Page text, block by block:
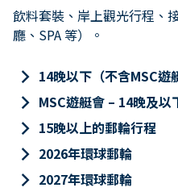
飲料套裝、岸上觀光行程、
廳、SPA 等）。
keyboard_arrow_right 14晚以下（不含MSC遊
keyboard_arrow_right MSC遊艇會 – 14晚及以
keyboard_arrow_right 15晚以上的郵輪行程
keyboard_arrow_right 2026年環球郵輪
keyboard_arrow_right 2027年環球郵輪